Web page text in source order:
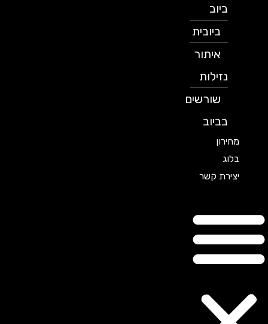
ביובית
איתור
נזילות
שורשים
בביוב
מחירון
יצירת קשר